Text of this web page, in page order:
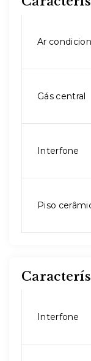
Ar
Gás central
Interfone
Piso
Interfone